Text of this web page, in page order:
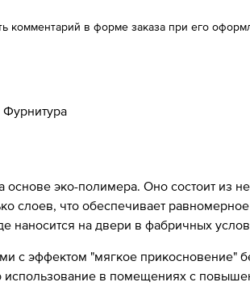
комментарий в форме заказа при его
Фурнитура
основе эко-полимера. Оно состоит из
слоев, что обеспечивает
наносится на двери в фабричных
с эффектом "мягкое прикосновение"
использование в помещениях с